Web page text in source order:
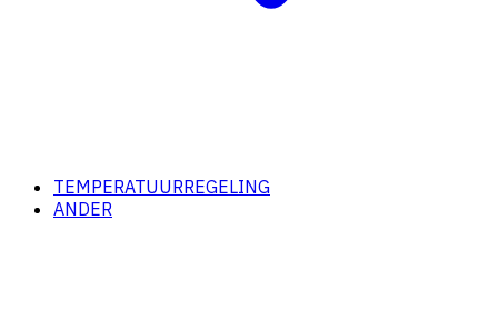
TEMPERATUURREGELING
ANDER